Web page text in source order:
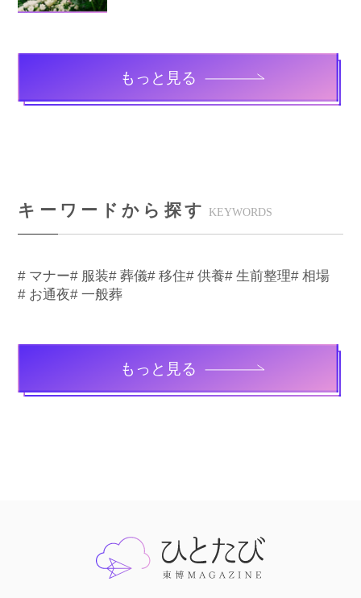
もっと見る
キーワードから探す KEYWORDS
# マナー# 服装# 葬儀# 移住# 供養# 生前整理# 相場
# お通夜# 一般葬
もっと見る